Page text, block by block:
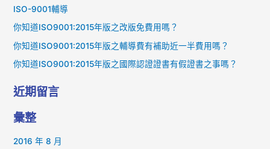
ISO-9001輔導
你知道ISO9001:2015年版之改版免費用嗎？
你知道ISO9001:2015年版之輔導費有補助近一半費用嗎？
你知道ISO9001:2015年版之國際認證證書有假證書之事嗎？
近期留言
彙整
2016 年 8 月